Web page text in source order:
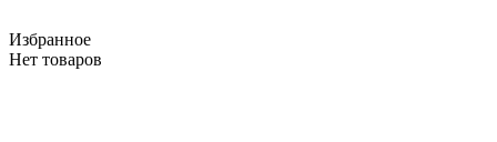
Избранное
Нет товаров